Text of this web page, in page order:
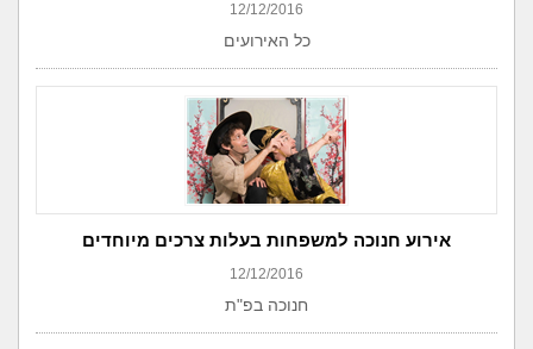
12/12/2016
כל האירועים
אירוע חנוכה למשפחות בעלות צרכים מיוחדים
12/12/2016
חנוכה בפ"ת